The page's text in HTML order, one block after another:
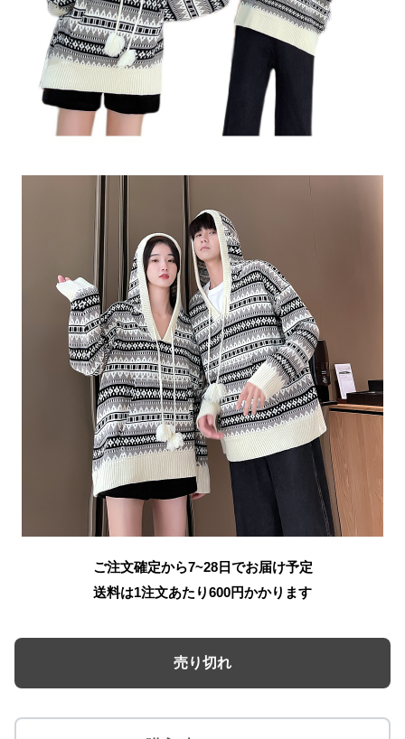
ご注文確定から7~28日でお届け予定
送料は1注文あたり600円かかります
売り切れ